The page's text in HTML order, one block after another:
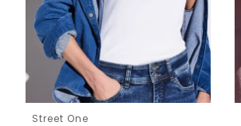
Street One